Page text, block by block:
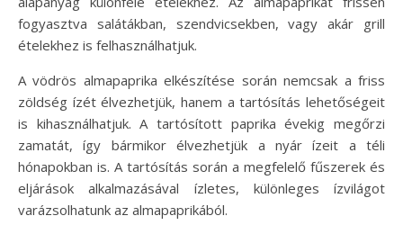
fogyasztva salátákban, szendvicsekben, vagy akár grill
ételekhez is felhasználhatjuk.
A vödrös almapaprika elkészítése során nemcsak a friss
zöldség ízét élvezhetjük, hanem a tartósítás lehetőségeit
is kihasználhatjuk. A tartósított paprika évekig megőrzi
zamatát, így bármikor élvezhetjük a nyár ízeit a téli
hónapokban is. A tartósítás során a megfelelő fűszerek és
eljárások alkalmazásával ízletes, különleges ízvilágot
varázsolhatunk az almapaprikából.